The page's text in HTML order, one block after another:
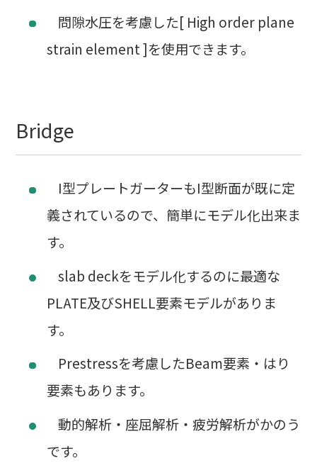
問隙水圧を考慮した[ High order plane
strain element ]を使用できます。
Bridge
I型プレートガーターもI型断面が既に定
義されているので、簡単にモデル化出来ま
す。
slab deckをモデル化するのに最適な
PLATE及びSHELL要素モデルがありま
す。
Prestressを考慮したBeam要素・はり
要素もあります。
動的解析・座屈解析・疲労解析がかのう
です。